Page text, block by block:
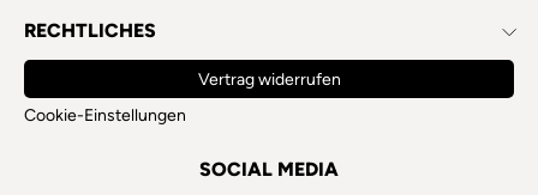
RECHTLICHES
Vertrag widerrufen
Cookie-Einstellungen
SOCIAL MEDIA